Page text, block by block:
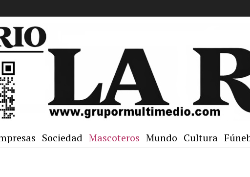
Sociedad Mascoteros Mundo Cultura